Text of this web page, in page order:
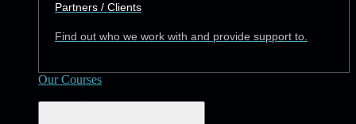
Partners / Clients
Find out who we work with and provide support to.
Our Courses